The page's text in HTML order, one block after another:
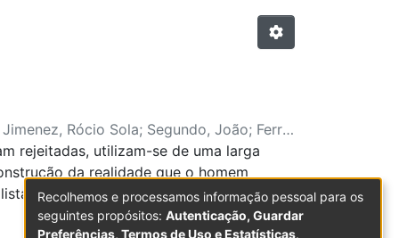
Jimenez, Rócio Sola; Segundo, João; Ferré,
rejeitadas, utilizam-se de uma larga
da realidade que o homem
herméticos, movimento este que
difusa produção imagética, cuja a
Recolhemos e processamos informação pessoal para os
seguintes propósitos: Autenticação, Guardar
Preferências, Termos de Uso e Estatísticas.